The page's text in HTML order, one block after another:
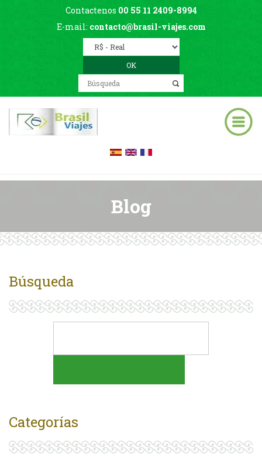
Contactenos 00 55 11 2409-8994
E-mail: contacto@brasil-viajes.com
Blog
Búsqueda
Categorías